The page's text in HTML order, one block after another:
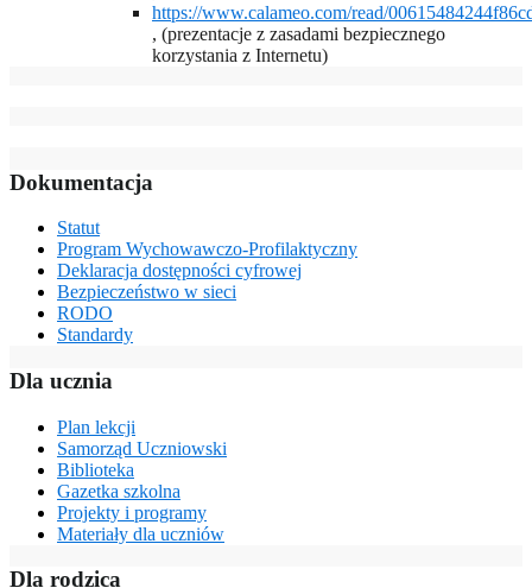
https://www.calameo.com/read/
, (prezentacje z zasadami bezpiecznego
korzystania z Internetu)
Dokumentacja
Statut
Program Wychowawczo-Profilaktyczny
Deklaracja dostępności cyfrowej
Bezpieczeństwo w sieci
RODO
Standardy
Dla ucznia
Plan lekcji
Samorząd Uczniowski
Biblioteka
Gazetka szkolna
Projekty i programy
Materiały dla uczniów
Dla rodzica